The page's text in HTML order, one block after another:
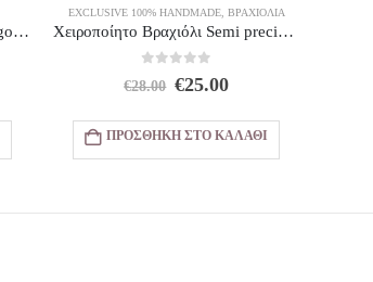
Ατσάλινο bangle – Snake 14K gold plated
EXCLUSIVE 100% HANDMADE, ΒΡΑΧΙΌΛΙΑ
Χειροποίητο Βραχιόλι Semi precious Bangle Red – Silver plated
€28.00 Original
was:
€28.00.
€25.00Η
τιμή
είναι:
€25.00.
ΠΡΟΣΘΉΚΗ ΣΤΟ ΚΑΛΆΘΙ